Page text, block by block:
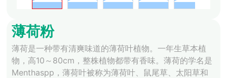
薄荷粉
薄荷是一种带有清爽味道的薄荷叶植物。一年生草本植
物，高10～80cm，整株植物都带有香味。薄荷的学名是
Menthaspp，薄荷叶被称为薄荷叶、鼠尾草、太阳草和